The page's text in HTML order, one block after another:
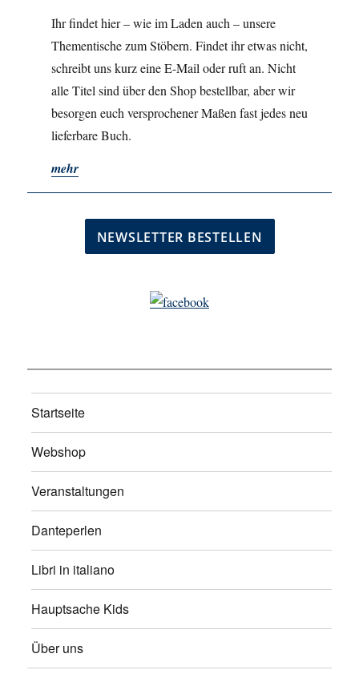
Ihr findet hier – wie im Laden auch – unsere
Thementische zum Stöbern. Findet ihr etwas nicht,
schreibt uns kurz eine E-Mail oder ruft an. Nicht
alle Titel sind über den Shop bestellbar, aber wir
besorgen euch versprochener Maßen fast jedes neu
lieferbare Buch.
mehr
Startseite
Webshop
Veranstaltungen
Danteperlen
Libri in italiano
Hauptsache Kids
Über uns